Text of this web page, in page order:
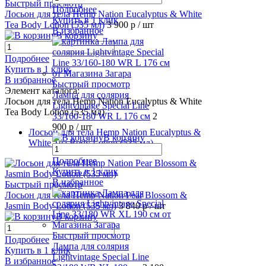
Подробнее
Купить в 1 клик
В избранное
Быстрый просмотр
Лампа для солярия
Lightvintage Special Line
33/160-180 WR L 176 см 2
900 р / шт
В корзину
Подробнее
Купить в 1 клик
В избранное
Быстрый просмотр
Лампа для солярия
Lightvintage Special Line
Быстрый просмотр
Лосьон для тела Hemp Nation Eucalyptus & White
Tea Body Lotion (535 мл) 3 900 р / шт
В корзину
Подробнее
Купить в 1 клик
В избранное
Элемент каталога:
Лосьон для тела Hemp Nation Eucalyptus & White
Tea Body Lotion (535 мл)
Лосьон для тела Hemp Nation Eucalyptus &
White Tea Body Lotion (535 мл)
Быстрый просмотр
Лосьон для тела Hemp Nation Pear Blossom &
Jasmin Body Lotion (535 мл) 3 840 р/ шт
В корзину
Подробнее
Купить в 1 клик
В избранное